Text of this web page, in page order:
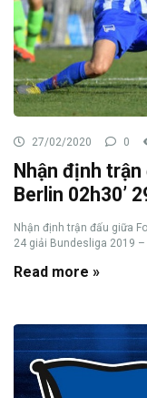
27/02/2020 0
Nhận định
Berlin 02h30’
Nhận định trận đấu giữa
24 giải Bundesliga 2019 –
Read more »